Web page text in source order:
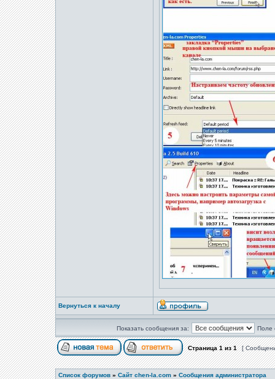
Вернуться к началу
Показать сообщения за: Поле
Страница1из1 [
Список форумов » Сайт chen-la.com » Сообщения администратора